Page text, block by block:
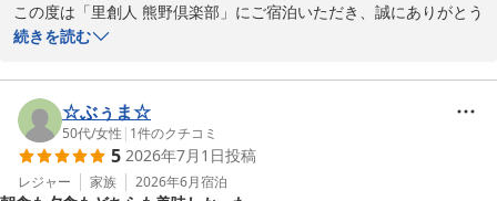
この度は「里創人 熊野倶楽部」にご宿泊いただき、誠にありがとう
ございました。
まず、スタッフの対応についてお褒めいただき、心より感謝申し上
げます。
お客様に寄り添ったおもてなしがご宿泊をより特別なものとするこ
とができましたなら、私たちにとって何よりの励みです。
続きを読む
☆ぶぅま☆
50代/女性 | 1件のクチコミ
5 2026年7月1日投稿
レジャー 家族 2026年6月宿泊